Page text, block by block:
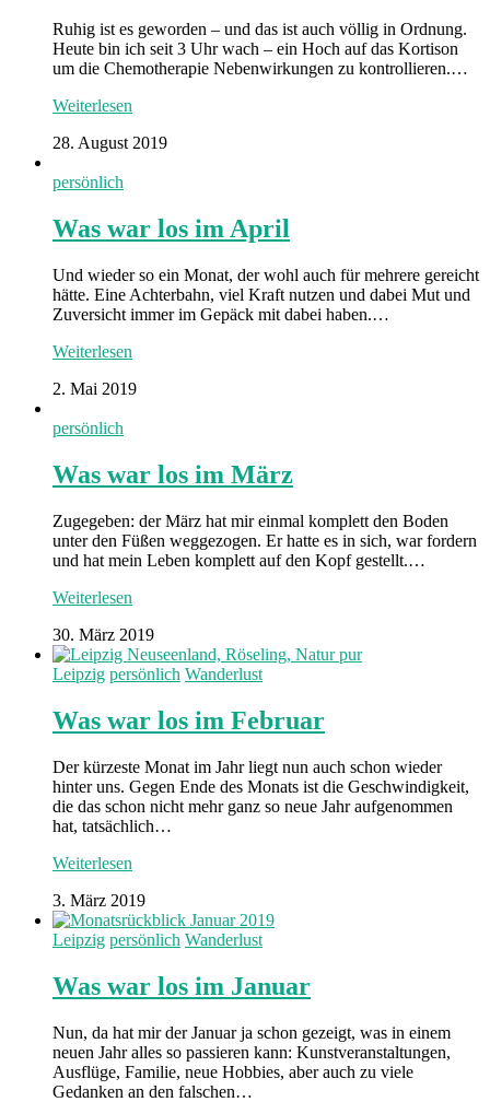
Ruhig ist es geworden – und das ist auch völlig in Ordnung.
Heute bin ich seit 3 Uhr wach – ein Hoch auf das Kortison
um die Chemotherapie Nebenwirkungen zu kontrollieren.…
Weiterlesen
28. August 2019
persönlich
Was war los im April
Und wieder so ein Monat, der wohl auch für mehrere gereicht
hätte. Eine Achterbahn, viel Kraft nutzen und dabei Mut und
Zuversicht immer im Gepäck mit dabei haben.…
Weiterlesen
2. Mai 2019
persönlich
Was war los im März
Zugegeben: der März hat mir einmal komplett den Boden
unter den Füßen weggezogen. Er hatte es in sich, war fordern
und hat mein Leben komplett auf den Kopf gestellt.…
Weiterlesen
30. März 2019
Leipzig persönlich Wanderlust
Was war los im Februar
Der kürzeste Monat im Jahr liegt nun auch schon wieder
hinter uns. Gegen Ende des Monats ist die Geschwindigkeit,
die das schon nicht mehr ganz so neue Jahr aufgenommen
hat, tatsächlich…
Weiterlesen
3. März 2019
Leipzig persönlich Wanderlust
Was war los im Januar
Nun, da hat mir der Januar ja schon gezeigt, was in einem
neuen Jahr alles so passieren kann: Kunstveranstaltungen,
Ausflüge, Familie, neue Hobbies, aber auch zu viele
Gedanken an den falschen…